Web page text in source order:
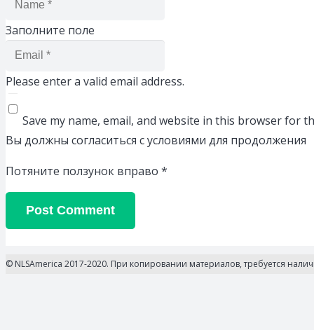
Заполните поле
Please enter a valid email address.
Save my name, email, and website in this browser for
Вы должны согласиться с условиями для продолжения
Потяните ползунок вправо *
Post Comment
© NLSAmerica 2017-2020. При копировании материалов, требуется